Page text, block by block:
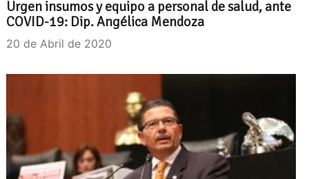
Urgen insumos y equipo a personal de salud, ante
COVID-19: Dip. Angélica Mendoza
20 de Abril de 2020